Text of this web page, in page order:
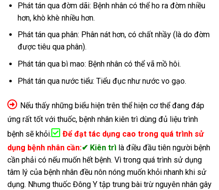
Phát tán qua đờm dãi: Bệnh nhân có thể ho ra đờm nhiều
hơn, khò khè nhiều hơn.
Phát tán qua phân: Phân nát hơn, có chất nhầy (là do đờm
được tiêu qua phân).
Phát tán qua bì mao: Bệnh nhân có thể vã mồ hôi.
Phát tán qua nước tiểu: Tiểu đục như nước vo gạo.
Nếu thấy những biểu hiện trên thể hiện cơ thể đang đáp
ứng rất tốt với thuốc, bệnh nhân kiên trì dùng đủ liệu trình
bệnh sẽ khỏi.
Để đạt tác dụng cao trong quá trình sử
dụng bệnh nhân cần:✔ Kiên trì là điều đầu tiên người bệnh
cần phải có nếu muốn hết bệnh. Vì trong quá trình sử dụng
tâm lý của bệnh nhân đều nôn nóng muốn khỏi nhanh khi sử
dụng. Nhưng thuốc Đông Y tập trung bài trừ nguyên nhân gây